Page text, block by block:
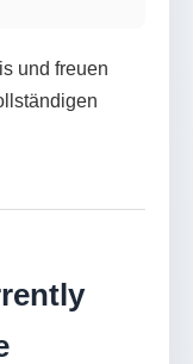
und freuen